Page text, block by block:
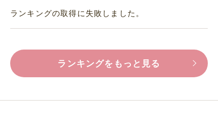
ランキングの取得に失敗しました。
ランキングをもっと見る